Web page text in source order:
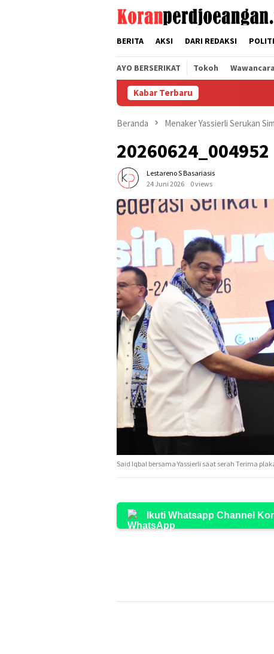
BERITA AKSI DARI REDAKSI
AYO BERSERIKAT Tokoh Wawancara
Kabar Terbaru
Beranda Menaker Yassierli Serukan
20260624_004952
Lestareno S Basariasis
24 Juni 2026
0 views
Said Iqbal bersama Yassierli saat serah Terima
Ikuti Whatsapp Channel